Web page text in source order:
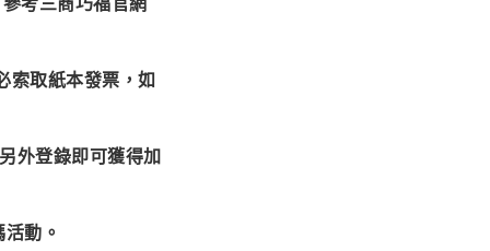
考三商巧福官網
索取紙本發票，如
外登錄即可獲得加
動。